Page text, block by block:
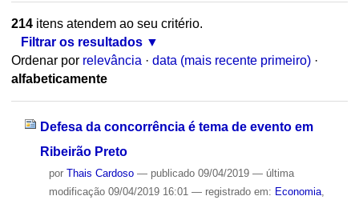
214itens atendem ao seu critério.
Filtrar os resultados
Ordenar por relevância · data (mais recente primeiro) ·
alfabeticamente
Defesa da concorrência é tema de evento em
Ribeirão Preto
por Thais Cardoso — publicado09/04/2019 — última
modificação09/04/2019 16:01 — registrado em: Economia,